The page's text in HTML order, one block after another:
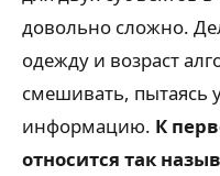
довольно сложно.
одежду и возраст
смешивать, пытаясь
информацию. К
относится так